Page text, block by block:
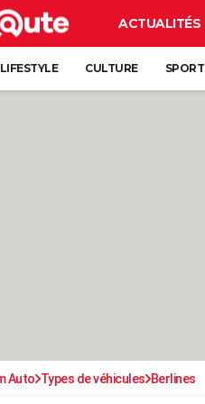
ACTUALITÉS
LIFESTYLE CULTURE SPORT
Auto Types de véhicules Berlines